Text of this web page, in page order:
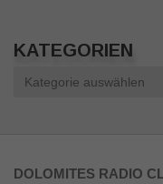
KATEGORIEN
DOLOMITES RADIO